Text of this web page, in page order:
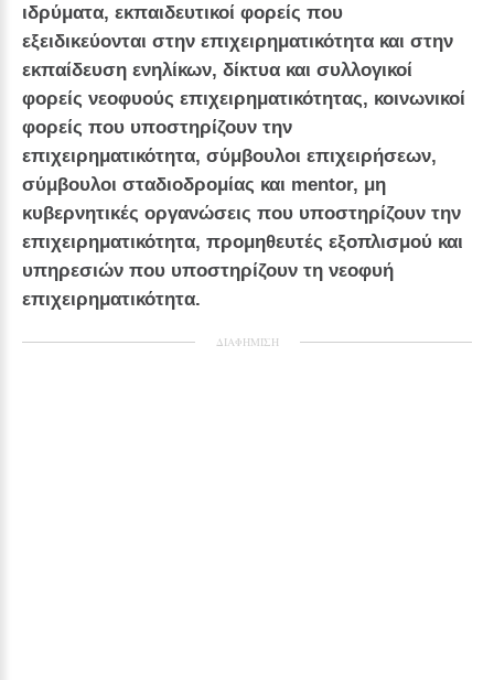
ιδρύματα, εκπαιδευτικοί φορείς που
εξειδικεύονται στην επιχειρηματικότητα και στην
εκπαίδευση ενηλίκων, δίκτυα και συλλογικοί
φορείς νεοφυούς επιχειρηματικότητας, κοινωνικοί
φορείς που υποστηρίζουν την
επιχειρηματικότητα, σύμβουλοι επιχειρήσεων,
σύμβουλοι σταδιοδρομίας και mentor, μη
κυβερνητικές οργανώσεις που υποστηρίζουν την
επιχειρηματικότητα, προμηθευτές εξοπλισμού και
υπηρεσιών που υποστηρίζουν τη νεοφυή
επιχειρηματικότητα.
ΔΙΑΦΗΜΙΣΗ